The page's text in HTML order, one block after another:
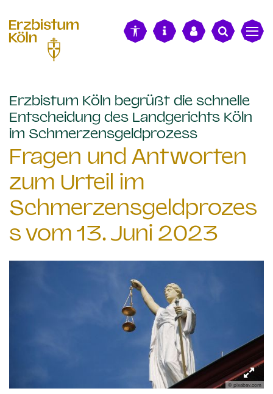
Erzbistum Köln begrüßt die schnelle
Entscheidung des Landgerichts Köln
im Schmerzensgeldprozess:
Fragen und Antworten
zum Urteil im
Schmerzensgeldprozes
s vom 13. Juni 2023
© pixabay.com